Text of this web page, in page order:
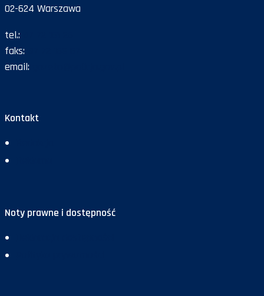
02-624 Warszawa
tel.:
faks:
email:
Kontakt
Noty prawne i dostępność